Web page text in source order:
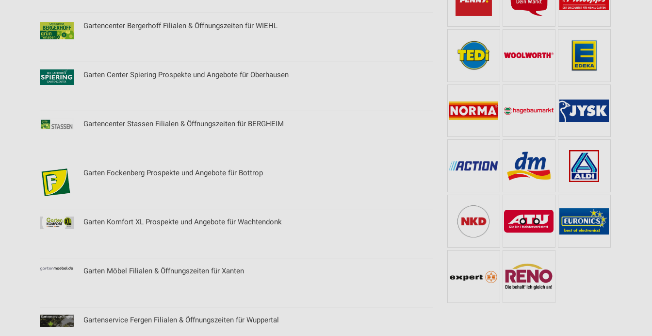
Gartencenter Bergerhoff Filialen & Öffnungszeiten für WIEHL
Garten Center Spiering Prospekte und Angebote für Oberhausen
Gartencenter Stassen Filialen & Öffnungszeiten für BERGHEIM
Garten Fockenberg Prospekte und Angebote für Bottrop
Garten Komfort XL Prospekte und Angebote für Wachtendonk
Garten Möbel Filialen & Öffnungszeiten für Xanten
Gartenservice Fergen Filialen & Öffnungszeiten für Wuppertal